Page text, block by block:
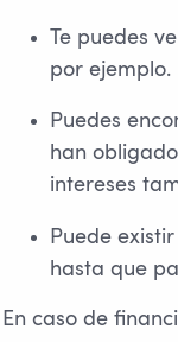
Te puedes
por ejemplo.
Puedes
han
intereses
Puede
hasta que
En caso de